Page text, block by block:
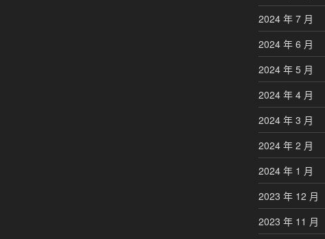
2024 年 7 月
2024 年 6 月
2024 年 5 月
2024 年 4 月
2024 年 3 月
2024 年 2 月
2024 年 1 月
2023 年 12 月
2023 年 11 月